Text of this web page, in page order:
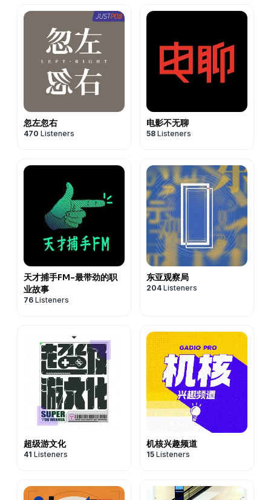
忽左忽右
470 Listeners
电影不无聊
58 Listeners
天才捕手FM-最带劲的职
业故事
76 Listeners
东亚观察局
204 Listeners
超级游文化
41 Listeners
机核兴趣频道
15 Listeners